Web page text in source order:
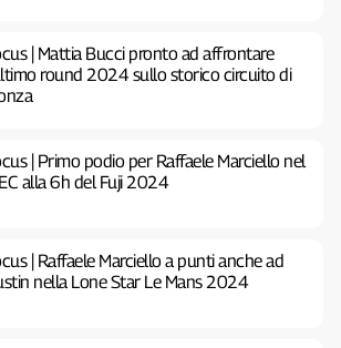
| Mattia Bucci pronto ad affrontare
round 2024 sullo storico circuito di
| Primo podio per Raffaele Marciello nel
alla 6h del Fuji 2024
| Raffaele Marciello a punti anche ad
nella Lone Star Le Mans 2024